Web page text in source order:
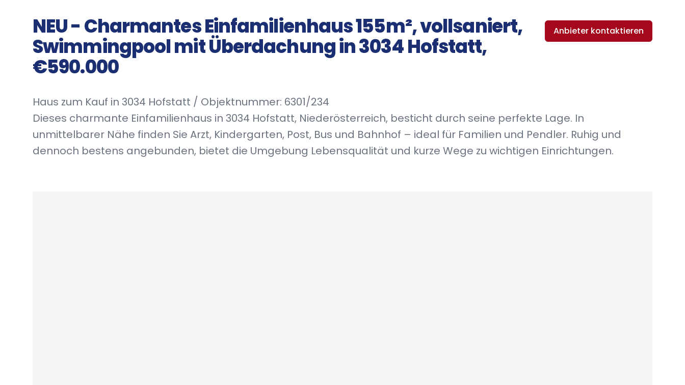
Anbieter kontaktieren
NEU - Charmantes Einfamilienhaus 155m², vollsaniert,
Swimmingpool mit Überdachung in 3034 Hofstatt,
€590.000
Haus zum Kauf in 3034 Hofstatt / Objektnummer: 6301/234
Dieses charmante Einfamilienhaus in 3034 Hofstatt, Niederösterreich, besticht durch seine perfekte Lage. In
unmittelbarer Nähe finden Sie Arzt, Kindergarten, Post, Bus und Bahnhof – ideal für Familien und Pendler. Ruhig und
dennoch bestens angebunden, bietet die Umgebung Lebensqualität und kurze Wege zu wichtigen Einrichtungen.